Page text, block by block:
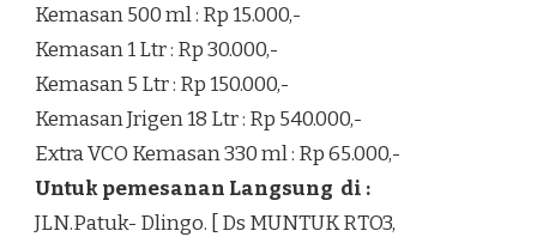
Kemasan 500 ml : Rp 15.000,-
Kemasan 1 Ltr : Rp 30.000,-
Kemasan 5 Ltr : Rp 150.000,-
Kemasan Jrigen 18 Ltr : Rp 540.000,-
Extra VCO Kemasan 330 ml : Rp 65.000,-
Untuk pemesanan Langsung di :
JLN.Patuk- Dlingo. [ Ds MUNTUK RTO3,